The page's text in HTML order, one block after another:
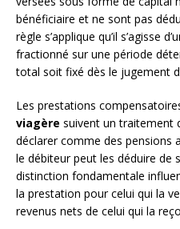
bénéficiaire et ne sont pas
règle s’applique qu’il s’agisse
fractionné sur une période
total soit fixé dès le jugement
Les prestations
viagère suivent un traitement
déclarer comme des pensions
le débiteur peut les déduire de
distinction fondamentale
la prestation pour celui qui la
revenus nets de celui qui la